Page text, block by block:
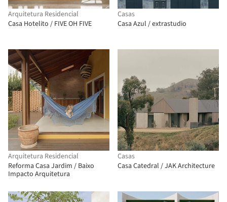
Arquitetura Residencial
Casa Hotelito / FIVE OH FIVE
Casas
Casa Azul / extrastudio
Arquitetura Residencial
Reforma Casa Jardim / Baixo
Impacto Arquitetura
Casas
Casa Catedral / JAK Architecture